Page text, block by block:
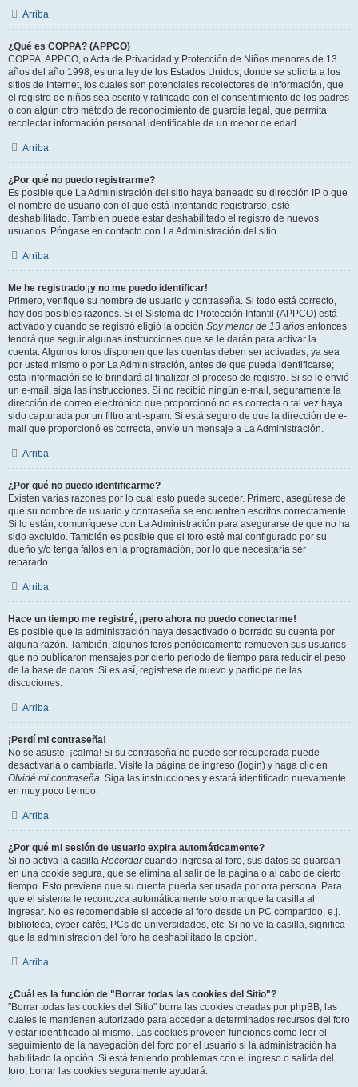
Arriba
¿Qué es COPPA? (APPCO)
COPPA, APPCO, o Acta de Privacidad y Protección de Niños menores de 13
años del año 1998, es una ley de los Estados Unidos, donde se solicita a los
sitios de Internet, los cuales son potenciales recolectores de información, que
el registro de niños sea escrito y ratificado con el consentimiento de los padres
o con algún otro método de reconocimiento de guardia legal, que permita
recolectar información personal identificable de un menor de edad.
Arriba
¿Por qué no puedo registrarme?
Es posible que La Administración del sitio haya baneado su dirección IP o que
el nombre de usuario con el que está intentando registrarse, esté
deshabilitado. También puede estar deshabilitado el registro de nuevos
usuarios. Póngase en contacto con La Administración del sitio.
Arriba
Me he registrado ¡y no me puedo identificar!
Primero, verifique su nombre de usuario y contraseña. Si todo está correcto,
hay dos posibles razones. Si el Sistema de Protección Infantil (APPCO) está
activado y cuando se registró eligió la opción Soy menor de 13 años entonces
tendrá que seguir algunas instrucciones que se le darán para activar la
cuenta. Algunos foros disponen que las cuentas deben ser activadas, ya sea
por usted mismo o por La Administración, antes de que pueda identificarse;
esta información se le brindará al finalizar el proceso de registro. Si se le envió
un e-mail, siga las instrucciones. Si no recibió ningún e-mail, seguramente la
dirección de correo electrónico que proporcionó no es correcta o tal vez haya
sido capturada por un filtro anti-spam. Si está seguro de que la dirección de e-
mail que proporcionó es correcta, envíe un mensaje a La Administración.
Arriba
¿Por qué no puedo identificarme?
Existen varias razones por lo cuál esto puede suceder. Primero, asegúrese de
que su nombre de usuario y contraseña se encuentren escritos correctamente.
Si lo están, comuníquese con La Administración para asegurarse de que no ha
sido excluido. También es posible que el foro esté mal configurado por su
dueño y/o tenga fallos en la programación, por lo que necesitaría ser
reparado.
Arriba
Hace un tiempo me registré, ¡pero ahora no puedo conectarme!
Es posible que la administración haya desactivado o borrado su cuenta por
alguna razón. También, algunos foros periódicamente remueven sus usuarios
que no publicaron mensajes por cierto periodo de tiempo para reducir el peso
de la base de datos. Si es así, registrese de nuevo y participe de las
discuciones.
Arriba
¡Perdí mi contraseña!
No se asuste, ¡calma! Si su contraseña no puede ser recuperada puede
desactivarla o cambiarla. Visite la página de ingreso (login) y haga clic en
Olvidé mi contraseña. Siga las instrucciones y estará identificado nuevamente
en muy poco tiempo.
Arriba
¿Por qué mi sesión de usuario expira automáticamente?
Si no activa la casilla Recordarcuando ingresa al foro, sus datos se guardan
en una cookie segura, que se elimina al salir de la página o al cabo de cierto
tiempo. Esto previene que su cuenta pueda ser usada por otra persona. Para
que el sistema le reconozca automáticamente solo marque la casilla al
ingresar. No es recomendable si accede al foro desde un PC compartido, e.j.
biblioteca, cyber-cafés, PCs de universidades, etc. Si no ve la casilla, significa
que la administración del foro ha deshabilitado la opción.
Arriba
¿Cuál es la función de "Borrar todas las cookies del Sitio"?
"Borrar todas las cookies del Sitio" borra las cookies creadas por phpBB, las
cuales le mantienen autorizado para acceder a determinados recursos del foro
y estar identificado al mismo. Las cookies proveen funciones como leer el
seguimiento de la navegación del foro por el usuario si la administración ha
habilitado la opción. Si está teniendo problemas con el ingreso o salida del
foro, borrar las cookies seguramente ayudará.